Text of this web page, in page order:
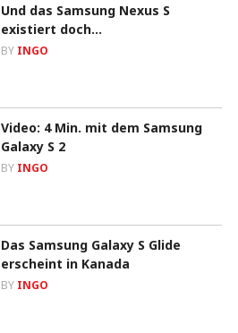
Und das Samsung Nexus S
existiert doch…
BY INGO
Video: 4 Min. mit dem Samsung
Galaxy S 2
BY INGO
Das Samsung Galaxy S Glide
erscheint in Kanada
BY INGO